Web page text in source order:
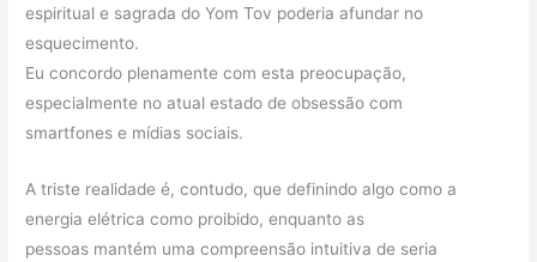
espiritual e sagrada do Yom Tov poderia afundar no
esquecimento.
Eu concordo plenamente com esta preocupação,
especialmente no atual estado de obsessão com
smartfones e mídias sociais.
A triste realidade é, contudo, que definindo algo como a
energia elétrica como proibido, enquanto as
pessoas mantém uma compreensão intuitiva de seria